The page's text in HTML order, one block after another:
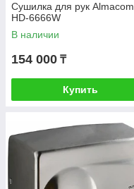
Сушилка для рук Almacom
HD-6666W
В наличии
154 000 ₸
Купить